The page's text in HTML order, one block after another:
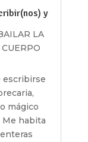
y
LA
escribirse
mágico
Me habita